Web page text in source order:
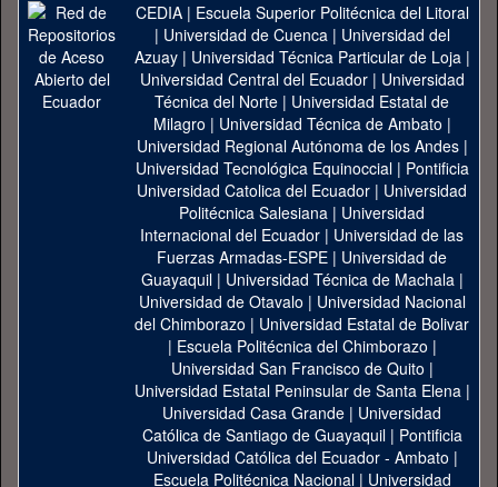
CEDIA| Escuela Superior Politécnica del Litoral
| Universidad de Cuenca| Universidad del
Azuay| Universidad Técnica Particular de Loja|
Universidad Central del Ecuador| Universidad
Técnica del Norte | Universidad Estatal de
Milagro | Universidad Técnica de Ambato |
Universidad Regional Autónoma de los Andes|
Universidad Tecnológica Equinoccial| Pontificia
Universidad Catolica del Ecuador | Universidad
Politécnica Salesiana | Universidad
Internacional del Ecuador | Universidad de las
Fuerzas Armadas-ESPE | Universidad de
Guayaquil| Universidad Técnica de Machala|
Universidad de Otavalo | Universidad Nacional
del Chimborazo | Universidad Estatal de Bolivar
| Escuela Politécnica del Chimborazo |
Universidad San Francisco de Quito |
Universidad Estatal Peninsular de Santa Elena|
Universidad Casa Grande | Universidad
Católica de Santiago de Guayaquil| Pontificia
Universidad Católica del Ecuador - Ambato |
Escuela Politécnica Nacional| Universidad